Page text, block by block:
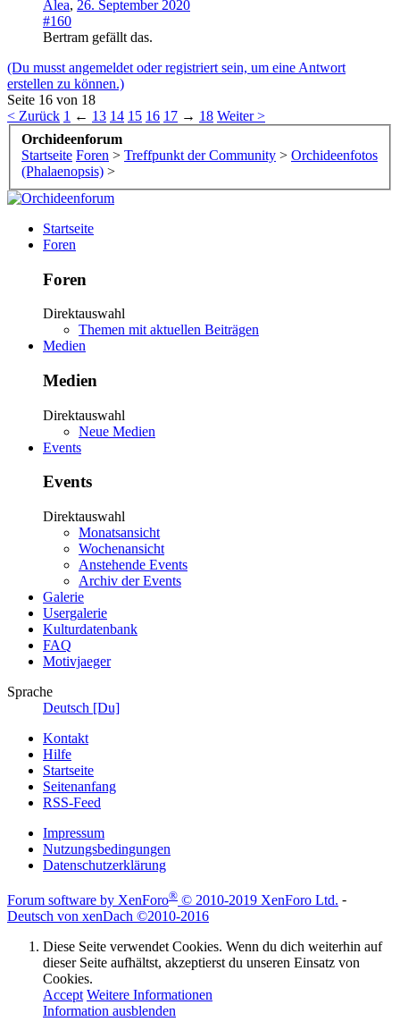
Alea, 26. September 2020
#160
Bertram gefällt das.
(Du musst angemeldet oder registriert sein, um eine Antwort
erstellen zu können.)
Seite 16 von 18
< Zurück 1 ← 13 14 15 16 17 → 18 Weiter >
Orchideenforum
Startseite Foren > Treffpunkt der Community > Orchideenfotos
(Phalaenopsis) >
Startseite
Foren
Foren
Direktauswahl
Themen mit aktuellen Beiträgen
Medien
Medien
Direktauswahl
Neue Medien
Events
Events
Direktauswahl
Monatsansicht
Wochenansicht
Anstehende Events
Archiv der Events
Galerie
Usergalerie
Kulturdatenbank
FAQ
Motivjaeger
Sprache
Deutsch [Du]
Kontakt
Hilfe
Startseite
Seitenanfang
RSS-Feed
Impressum
Nutzungsbedingungen
Datenschutzerklärung
Forum software by XenForo® © 2010-2019 XenForo Ltd. -
Deutsch von xenDach ©2010-2016
Diese Seite verwendet Cookies. Wenn du dich weiterhin auf
dieser Seite aufhältst, akzeptierst du unseren Einsatz von
Cookies.
Accept Weitere Informationen
Information ausblenden